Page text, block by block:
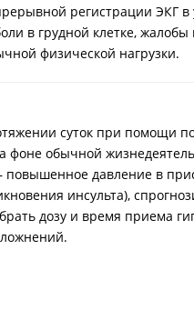
регистрации ЭКГ в
в грудной клетке,
физической нагрузки.
суток при помощи
фоне обычной
давление в
инсульта),
дозу и время приема